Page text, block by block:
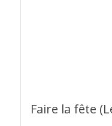
Faire la fête